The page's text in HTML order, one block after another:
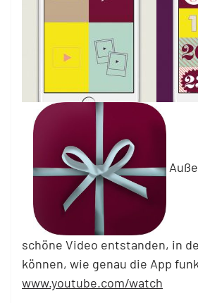
schöne Video entstanden, in
können, wie genau die App
www.youtube.com/watch